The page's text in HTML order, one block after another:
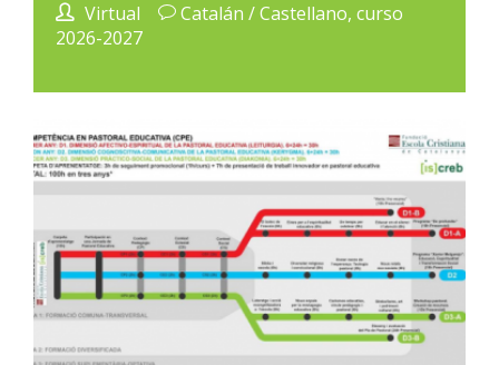
Virtual
Catalán / Castellano, curso
2026-2027